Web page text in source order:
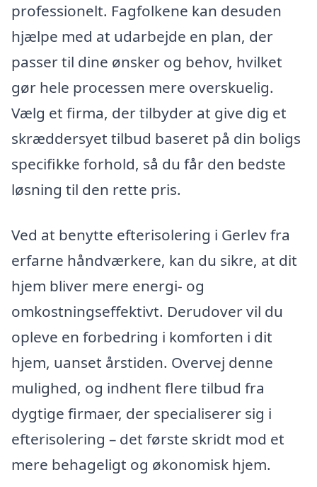
professionelt. Fagfolkene kan desuden
hjælpe med at udarbejde en plan, der
passer til dine ønsker og behov, hvilket
gør hele processen mere overskuelig.
Vælg et firma, der tilbyder at give dig et
skræddersyet tilbud baseret på din boligs
specifikke forhold, så du får den bedste
løsning til den rette pris.
Ved at benytte efterisolering i Gerlev fra
erfarne håndværkere, kan du sikre, at dit
hjem bliver mere energi- og
omkostningseffektivt. Derudover vil du
opleve en forbedring i komforten i dit
hjem, uanset årstiden. Overvej denne
mulighed, og indhent flere tilbud fra
dygtige firmaer, der specialiserer sig i
efterisolering – det første skridt mod et
mere behageligt og økonomisk hjem.